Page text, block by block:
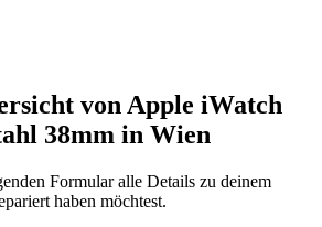
von Apple iWatch
38mm in Wien
Formular alle Details zu deinem
haben möchtest.